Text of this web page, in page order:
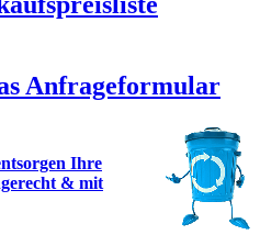
Anfrageformular
Ihre
& mit